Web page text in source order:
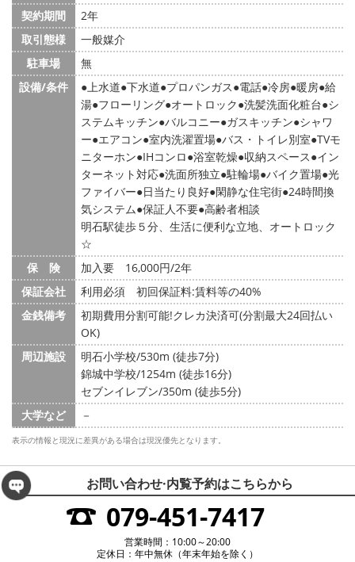
契約期間
2年
取引態様
一般媒介
駐車場
無
設備/条件
上水道 下水道 プロパンガス 電話 冷房 暖房 給
湯 フローリング オートロック 洗髪洗面化粧台 シ
ステムキッチン バルコニー ガスキッチン シャワ
ー エアコン 室内洗濯置場 バス・トイレ別室 TVモ
ニターホン IHコンロ 浴室乾燥 収納スペース イン
ターネット対応 洗面所独立 駐輪場 バイク置場 光
ファイバー 日当たり良好 閑静な住宅街 24時間換
気システム 保証人不要 高齢者相談
明石駅徒歩５分、生活に便利な立地、オートロック
☆
保 険
加入要 16,000円/2年
保証会社
利用必須 初回保証料:賃料等の40%
金銭備考
初期費用分割可能!クレカ決済可(分割最大24回払い
OK)
周辺施設
明石小学校/530m (徒歩7分)
錦城中学校/1254m (徒歩16分)
セブンイレブン/350m (徒歩5分)
大学など
－
表示の情報と現況に差異がある場合は現況優先となります。
お問い合わせ·内覧予約はこちらから
079-451-7417
営業時間：10:00～20:00
定休日：年中無休（年末年始を除く）